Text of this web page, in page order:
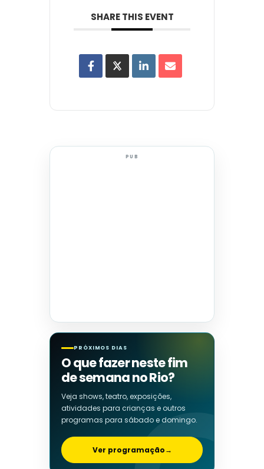
SHARE THIS EVENT
PUB
PRÓXIMOS DIAS
O que fazer neste fim
de semana no Rio?
Veja shows, teatro, exposições,
atividades para crianças e outros
programas para sábado e domingo.
Ver programação→